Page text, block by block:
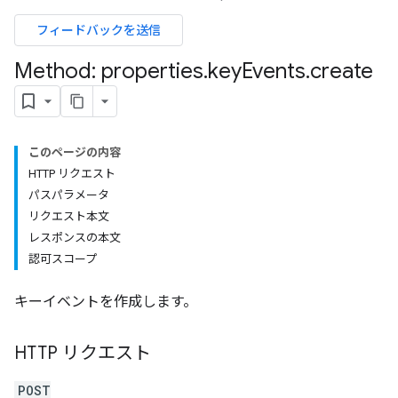
フィードバックを送信
Method: properties.keyEvents.create
このページの内容
HTTP リクエスト
パスパラメータ
リクエスト本文
レスポンスの本文
認可スコープ
キーイベントを作成します。
HTTP リクエスト
POST